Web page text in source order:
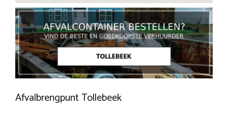
Afvalbrengpunt Tollebeek